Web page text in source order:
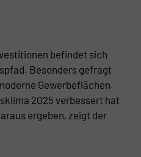
befindet sich
Besonders gefragt
Gewerbeflächen.
2025 verbessert hat
ergeben, zeigt der